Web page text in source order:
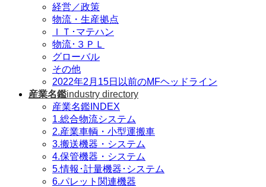
経営／政策
物流・生産拠点
ＩＴ･マテハン
物流･３ＰＬ
グローバル
その他
2022年2月15日以前のMFヘッドライン
産業名鑑industry directory
産業名鑑INDEX
1.総合物流システム
2.産業車輌・小型運搬車
3.搬送機器・システム
4.保管機器・システム
5.情報･計量機器･システム
6.パレット関連機器